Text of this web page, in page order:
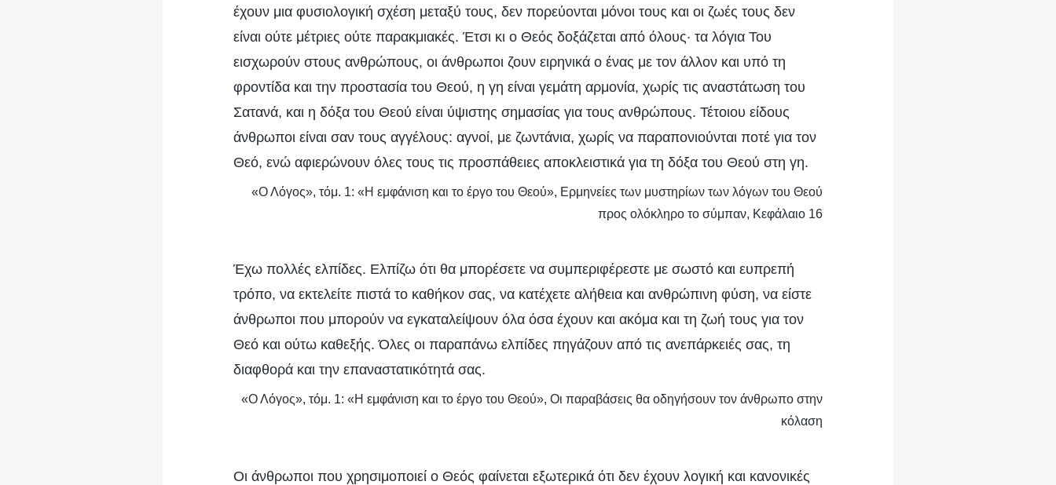
έχουν μια φυσιολογική σχέση μεταξύ τους, δεν πορεύονται μόνοι τους και οι ζωές τους δεν
είναι ούτε μέτριες ούτε παρακμιακές. Έτσι κι ο Θεός δοξάζεται από όλους· τα λόγια Του
εισχωρούν στους ανθρώπους, οι άνθρωποι ζουν ειρηνικά ο ένας με τον άλλον και υπό τη
φροντίδα και την προστασία του Θεού, η γη είναι γεμάτη αρμονία, χωρίς τις αναστάτωση του
Σατανά, και η δόξα του Θεού είναι ύψιστης σημασίας για τους ανθρώπους. Τέτοιου είδους
άνθρωποι είναι σαν τους αγγέλους: αγνοί, με ζωντάνια, χωρίς να παραπονιούνται ποτέ για τον
Θεό, ενώ αφιερώνουν όλες τους τις προσπάθειες αποκλειστικά για τη δόξα του Θεού στη γη.
«Ο Λόγος», τόμ. 1: «Η εμφάνιση και το έργο του Θεού», Ερμηνείες των μυστηρίων των λόγων του Θεού
προς ολόκληρο το σύμπαν, Κεφάλαιο 16
Έχω πολλές ελπίδες. Ελπίζω ότι θα μπορέσετε να συμπεριφέρεστε με σωστό και ευπρεπή
τρόπο, να εκτελείτε πιστά το καθήκον σας, να κατέχετε αλήθεια και ανθρώπινη φύση, να είστε
άνθρωποι που μπορούν να εγκαταλείψουν όλα όσα έχουν και ακόμα και τη ζωή τους για τον
Θεό και ούτω καθεξής. Όλες οι παραπάνω ελπίδες πηγάζουν από τις ανεπάρκειές σας, τη
διαφθορά και την επαναστατικότητά σας.
«Ο Λόγος», τόμ. 1: «Η εμφάνιση και το έργο του Θεού», Οι παραβάσεις θα οδηγήσουν τον άνθρωπο στην
κόλαση
Οι άνθρωποι που χρησιμοποιεί ο Θεός φαίνεται εξωτερικά ότι δεν έχουν λογική και κανονικές